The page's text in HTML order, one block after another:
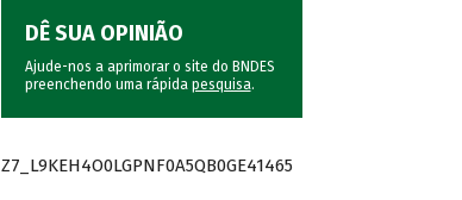
DÊ SUA OPINIÃO
Ajude-nos a aprimorar o site do BNDES
preenchendo uma rápida pesquisa.
Z7_L9KEH4O0LGPNF0A5QB0GE41465